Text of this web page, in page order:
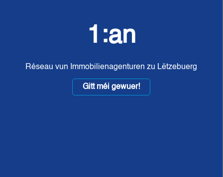
1:an
Réseau vun Immobilienagenturen zu Lëtzebuerg
Gitt méi gewuer!